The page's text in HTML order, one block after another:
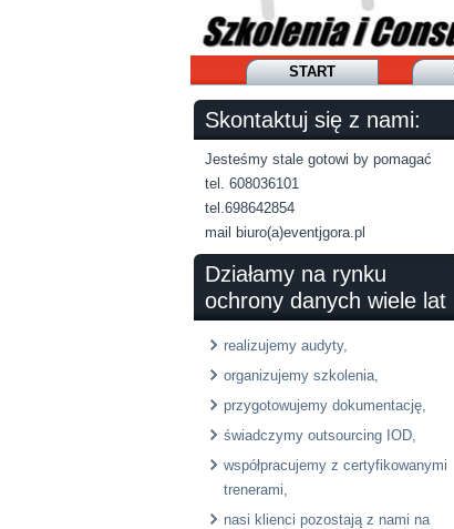
START
Skontaktuj się z nami:
Jesteśmy stale gotowi by pomagać
tel. 608036101
tel.698642854
mail biuro(a)eventjgora.pl
Działamy na rynku
ochrony danych wiele lat
realizujemy audyty,
organizujemy szkolenia,
przygotowujemy dokumentację,
świadczymy outsourcing IOD,
współpracujemy z certyfikowanymi
trenerami,
nasi klienci pozostają z nami na